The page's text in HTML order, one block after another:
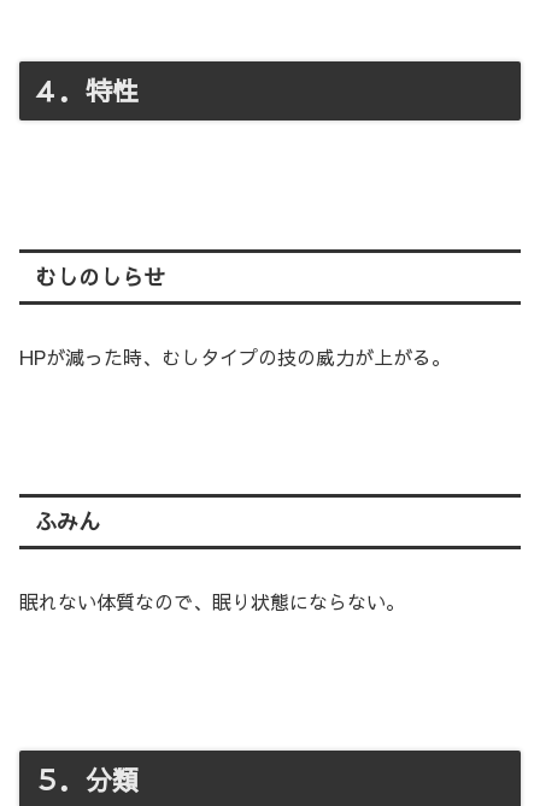
４．特性
むしのしらせ
HPが減った時、むしタイプの技の威力が上がる。
ふみん
眠れない体質なので、眠り状態にならない。
５．分類